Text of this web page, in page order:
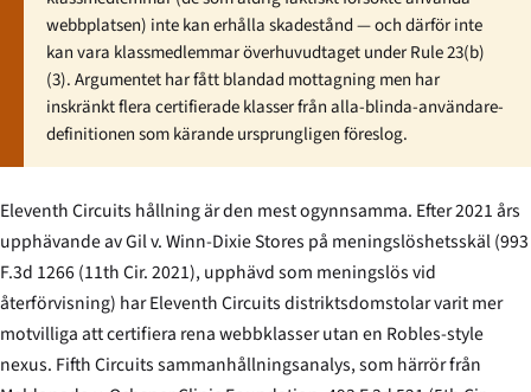
webbplatsen) inte kan erhålla skadestånd — och därför inte
kan vara klassmedlemmar överhuvudtaget under Rule 23(b)
(3). Argumentet har fått blandad mottagning men har
inskränkt flera certifierade klasser från alla-blinda-användare-
definitionen som kärande ursprungligen föreslog.
Eleventh Circuits hållning är den mest ogynnsamma. Efter 2021 års
upphävande avGil v. Winn-Dixie Stores på meningslöshetsskäl (993
F.3d 1266 (11th Cir. 2021), upphävd som meningslös vid
återförvisning) har Eleventh Circuits distriktsdomstolar varit mer
motvilliga att certifiera rena webb­klasser utan en Robles-style
nexus. Fifth Circuits sammanhållnings­analys, som härrör från